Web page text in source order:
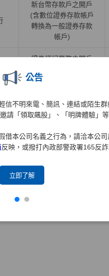
公告
信不明來電、簡訊、連結或陌生
請「領取飆股」、「明牌體驗」等
借本公司名義之行為，請洽本公
反映，或撥打內政部警政署165反
立即了解
新台幣存款戶之開戶
(含數位證券存款帳戶
轉換為一般證券存款
帳戶)
證券經紀業務之開戶
合作推廣產品及服務
合作推廣他業商品或